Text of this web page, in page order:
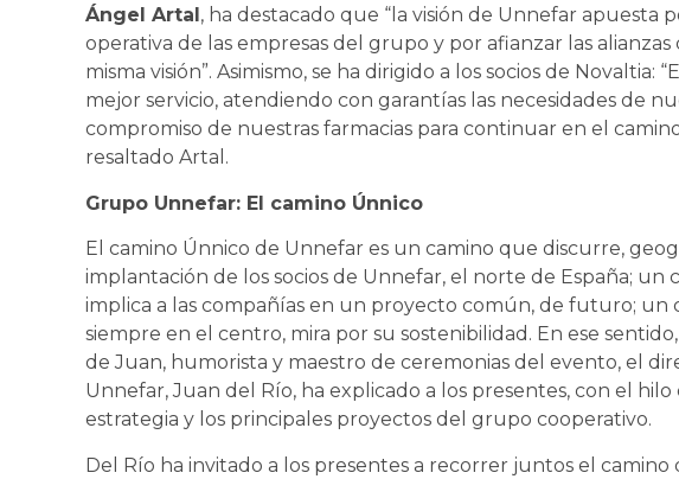
Ángel Artal , ha destacado que “la visión de Unnefar apuesta
operativa de las empresas del grupo y por afianzar las
misma visión”. Asimismo, se ha dirigido a los socios de Novaltia:
mejor servicio, atendiendo con garantías las necesidades de
compromiso de nuestras farmacias para continuar en el
resaltado Artal.
Grupo Unnefar: El camino Únnico
El camino Únnico de Unnefar es un camino que discurre,
implantación de los socios de Unnefar, el norte de España;
implica a las compañías en un proyecto común, de futuro; un
siempre en el centro, mira por su sostenibilidad. En ese
de Juan, humorista y maestro de ceremonias del evento, el
Unnefar, Juan del Río, ha explicado a los presentes, con el
estrategia y los principales proyectos del grupo cooperativo.
Del Río ha invitado a los presentes a recorrer juntos el camino